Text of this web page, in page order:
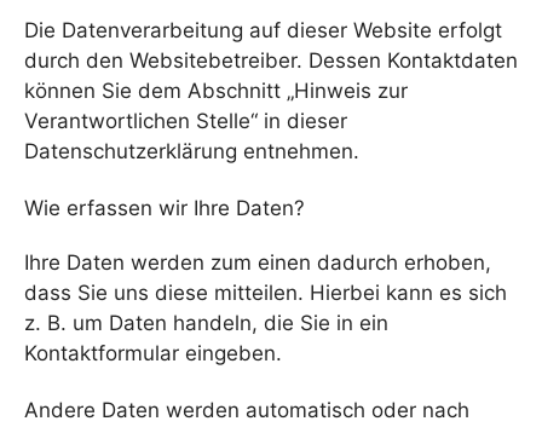
Die Datenverarbeitung auf dieser Website erfolgt
durch den Websitebetreiber. Dessen Kontaktdaten
können Sie dem Abschnitt „Hinweis zur
Verantwortlichen Stelle“ in dieser
Datenschutzerklärung entnehmen.
Wie erfassen wir Ihre Daten?
Ihre Daten werden zum einen dadurch erhoben,
dass Sie uns diese mitteilen. Hierbei kann es sich
z. B. um Daten handeln, die Sie in ein
Kontaktformular eingeben.
Andere Daten werden automatisch oder nach